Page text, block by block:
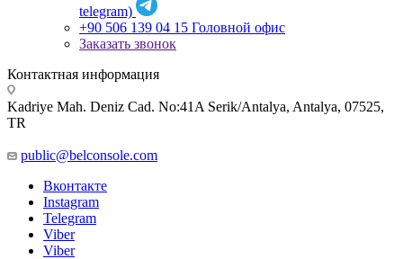
telegram)
+90 506 139 04 15 Головной офис
Заказать звонок
Контактная информация
Kadriye Mah. Deniz Cad. No:41A Serik/Antalya, Antalya, 07525,
TR
public@belconsole.com
Вконтакте
Instagram
Telegram
Viber
Viber